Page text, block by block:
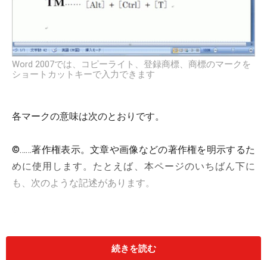
Word 2007では、コピーライト、登録商標、商標のマークを
ショートカットキーで入力できます
各マークの意味は次のとおりです。
©……著作権表示。文章や画像などの著作権を明示するた
めに使用します。たとえば、本ページのいちばん下に
も、次のような記述があります。
りますよ」ということを示しているわけです。ただし、
続きを読む